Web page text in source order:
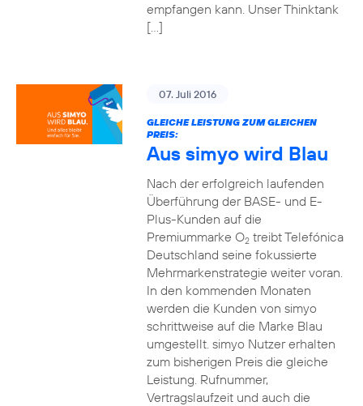
empfangen kann. Unser Thinktank
[…]
07. Juli 2016
GLEICHE LEISTUNG ZUM GLEICHEN
PREIS:
Aus simyo wird Blau
Nach der erfolgreich laufenden
Überführung der BASE- und E-
Plus-Kunden auf die
Premiummarke O2treibt Telefónica
Deutschland seine fokussierte
Mehrmarkenstrategie weiter voran.
In den kommenden Monaten
werden die Kunden von simyo
schrittweise auf die Marke Blau
umgestellt. simyo Nutzer erhalten
zum bisherigen Preis die gleiche
Leistung. Rufnummer,
Vertragslaufzeit und auch die